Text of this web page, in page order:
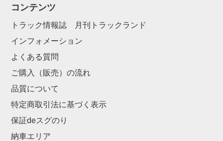
コンテンツ
トラック情報誌 月刊トラックランド
インフォメーション
よくある質問
ご購入（販売）の流れ
品質について
特定商取引法に基づく表示
保証deスグのり
納車エリア